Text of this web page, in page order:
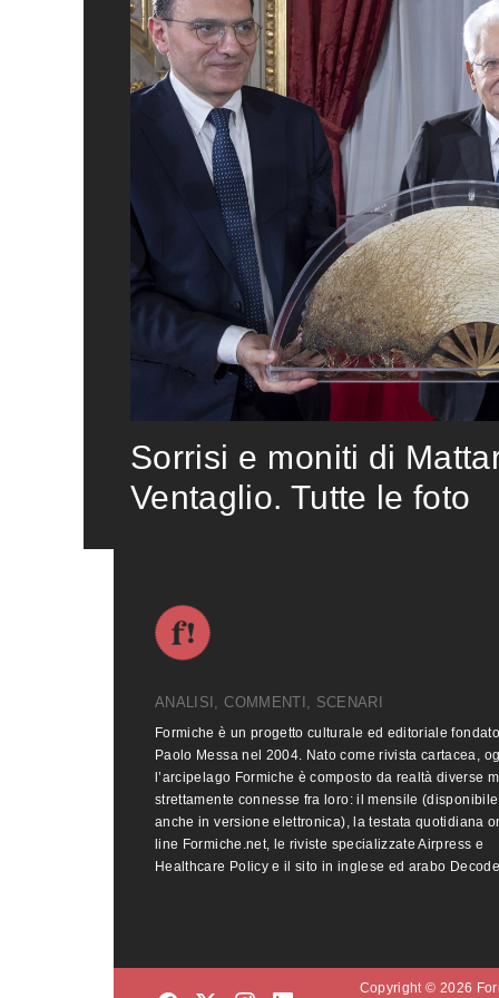
Sorrisi e moniti di
Ventaglio. Tutte le foto
ANALISI, COMMENTI, SCENARI
Formiche è un progetto culturale ed editoriale
Paolo Messa nel 2004. Nato come rivista cartacea,
l’arcipelago Formiche è composto da realtà diverse
strettamente connesse fra loro: il mensile (disponibile
anche in versione elettronica), la testata quotidiana
line Formiche.net, le riviste specializzate Airpress e
Healthcare Policy e il sito in inglese ed arabo
Copyright © 2026